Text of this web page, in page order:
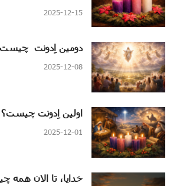
2025-12-15
دومین اِدونت
2025-12-08
اولین اِدونت چیست؟
2025-12-01
خدایا، تا الان